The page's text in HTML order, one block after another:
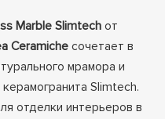
Marble Slimtechот
Ceramicheсочетает в
мрамора и
Slimtech.
отделки интерьеров в